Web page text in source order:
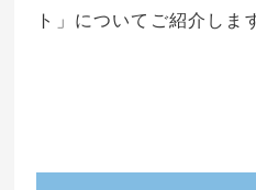
ト」についてご紹介しま